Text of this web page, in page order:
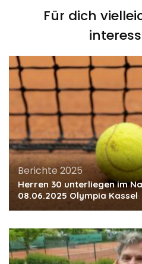
Für dich
Berichte 2025
Herren 30 unterliegen im
08.06.2025 Olympia Kassel